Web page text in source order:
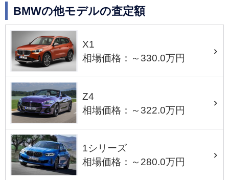
BMWの他モデルの査定額
X1
相場価格：～330.0万円
Z4
相場価格：～322.0万円
1シリーズ
相場価格：～280.0万円